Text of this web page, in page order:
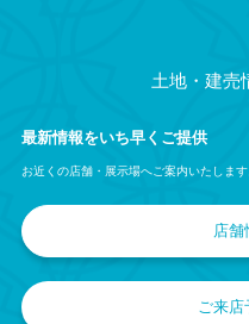
土地・建売
最新情報をいち早くご提供
お近くの店舗・展示場へご案内いたします
店舗
ご来店